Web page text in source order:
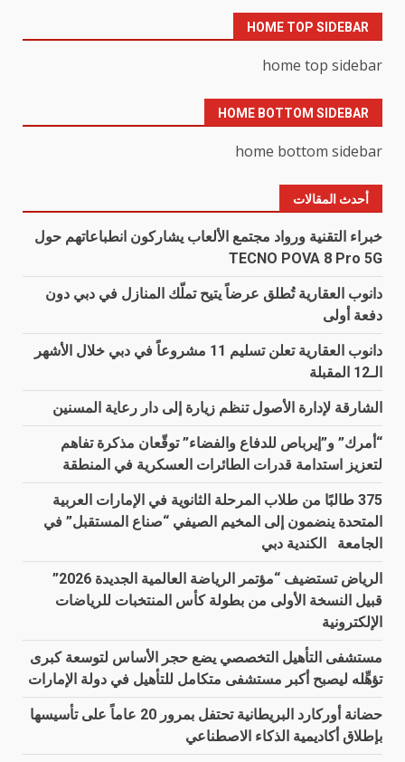
HOME TOP SIDEBAR
home top sidebar
HOME BOTTOM SIDEBAR
home bottom sidebar
أحدث المقالات
خبراء التقنية ورواد مجتمع الألعاب يشاركون انطباعاتهم حول
TECNO POVA 8 Pro 5G
دانوب العقارية تُطلق عرضاً يتيح تملّك المنازل في دبي دون
دفعة أولى
دانوب العقارية تعلن تسليم 11 مشروعاً في دبي خلال الأشهر
الـ12 المقبلة
الشارقة لإدارة الأصول تنظم زيارة إلى دار رعاية المسنين
“أمرك” و”إيرباص للدفاع والفضاء” توقّعان مذكرة تفاهم
لتعزيز استدامة قدرات الطائرات العسكرية في المنطقة
375 طالبًا من طلاب المرحلة الثانوية في الإمارات العربية
المتحدة ينضمون إلى المخيم الصيفي “صناع المستقبل” في
الجامعة الكندية دبي
الرياض تستضيف “مؤتمر الرياضة العالمية الجديدة 2026”
قبيل النسخة الأولى من بطولة كأس المنتخبات للرياضات
الإلكترونية
مستشفى التأهيل التخصصي يضع حجر الأساس لتوسعة كبرى
تؤهِّله ليصبح أكبر مستشفى متكامل للتأهيل في دولة الإمارات
حضانة أوركارد البريطانية تحتفل بمرور 20 عاماً على تأسيسها
بإطلاق أكاديمية الذكاء الاصطناعي